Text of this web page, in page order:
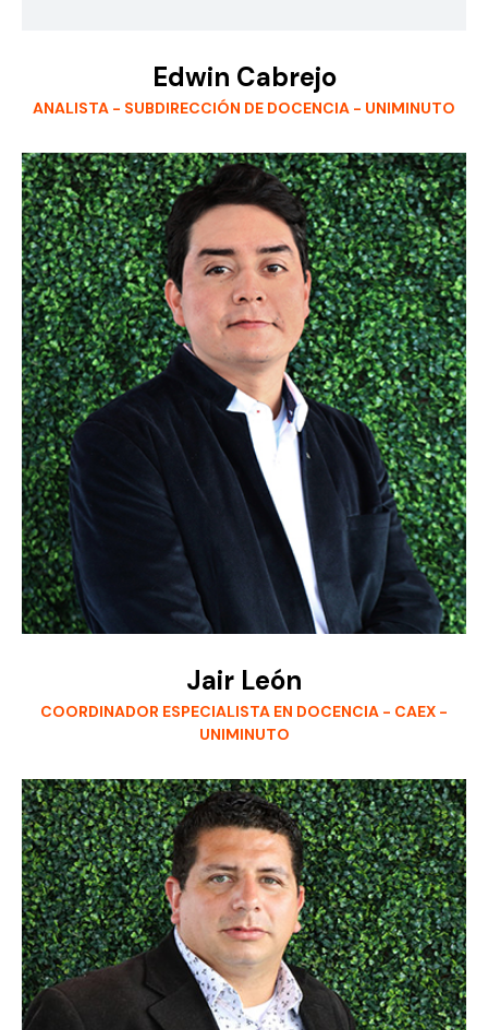
Edwin Cabrejo
ANALISTA - SUBDIRECCIÓN DE DOCENCIA - UNIMINUTO
Jair León
COORDINADOR ESPECIALISTA EN DOCENCIA - CAEX -
UNIMINUTO